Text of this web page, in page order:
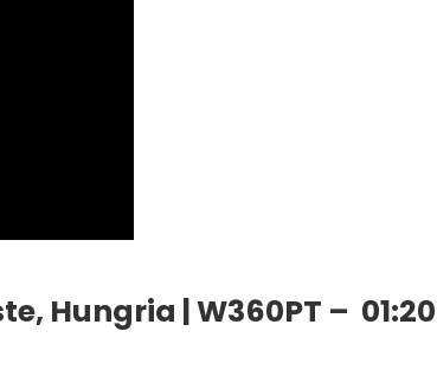
Hungria | W360PT – 01:20